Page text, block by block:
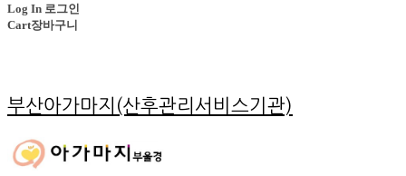
Log In 로그인
Cart장바구니
부산아가마지(산후관리서비스기관)